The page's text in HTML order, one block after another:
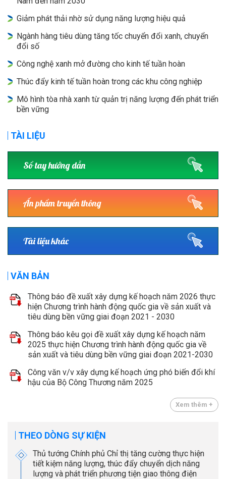
Giảm phát thải nhờ sử dụng năng lượng hiệu quả
Ngành hàng tiêu dùng tăng tốc chuyển đổi xanh, chuyển
đổi số
Công nghệ xanh mở đường cho kinh tế tuần hoàn
Thúc đẩy kinh tế tuần hoàn trong các khu công nghiệp
Mô hình tòa nhà xanh từ quản trị năng lượng đến phát triển
bền vững
TÀI LIỆU
Sổ tay hướng dẫn
Ấn phẩm truyền thông
Tài liệu khác
VĂN BẢN
Thông báo đề xuất xây dựng kế hoạch năm 2026 thực
hiện Chương trình hành động quốc gia về sản xuất và
tiêu dùng bền vững giai đoạn 2021 - 2030
Thông báo kêu gọi đề xuất xây dựng kế hoạch năm
2025 thực hiện Chương trình hành động quốc gia về
sản xuất và tiêu dùng bền vững giai đoạn 2021-2030
Công văn v/v xây dựng kế hoạch ứng phó biến đổi khí
hậu của Bộ Công Thương năm 2025
Xem thêm +
THEO DÒNG SỰ KIỆN
Thủ tướng Chính phủ Chỉ thị tăng cường thực hiện
tiết kiệm năng lượng, thúc đẩy chuyển dịch năng
lượng và phát triển phương tiện giao thông điện